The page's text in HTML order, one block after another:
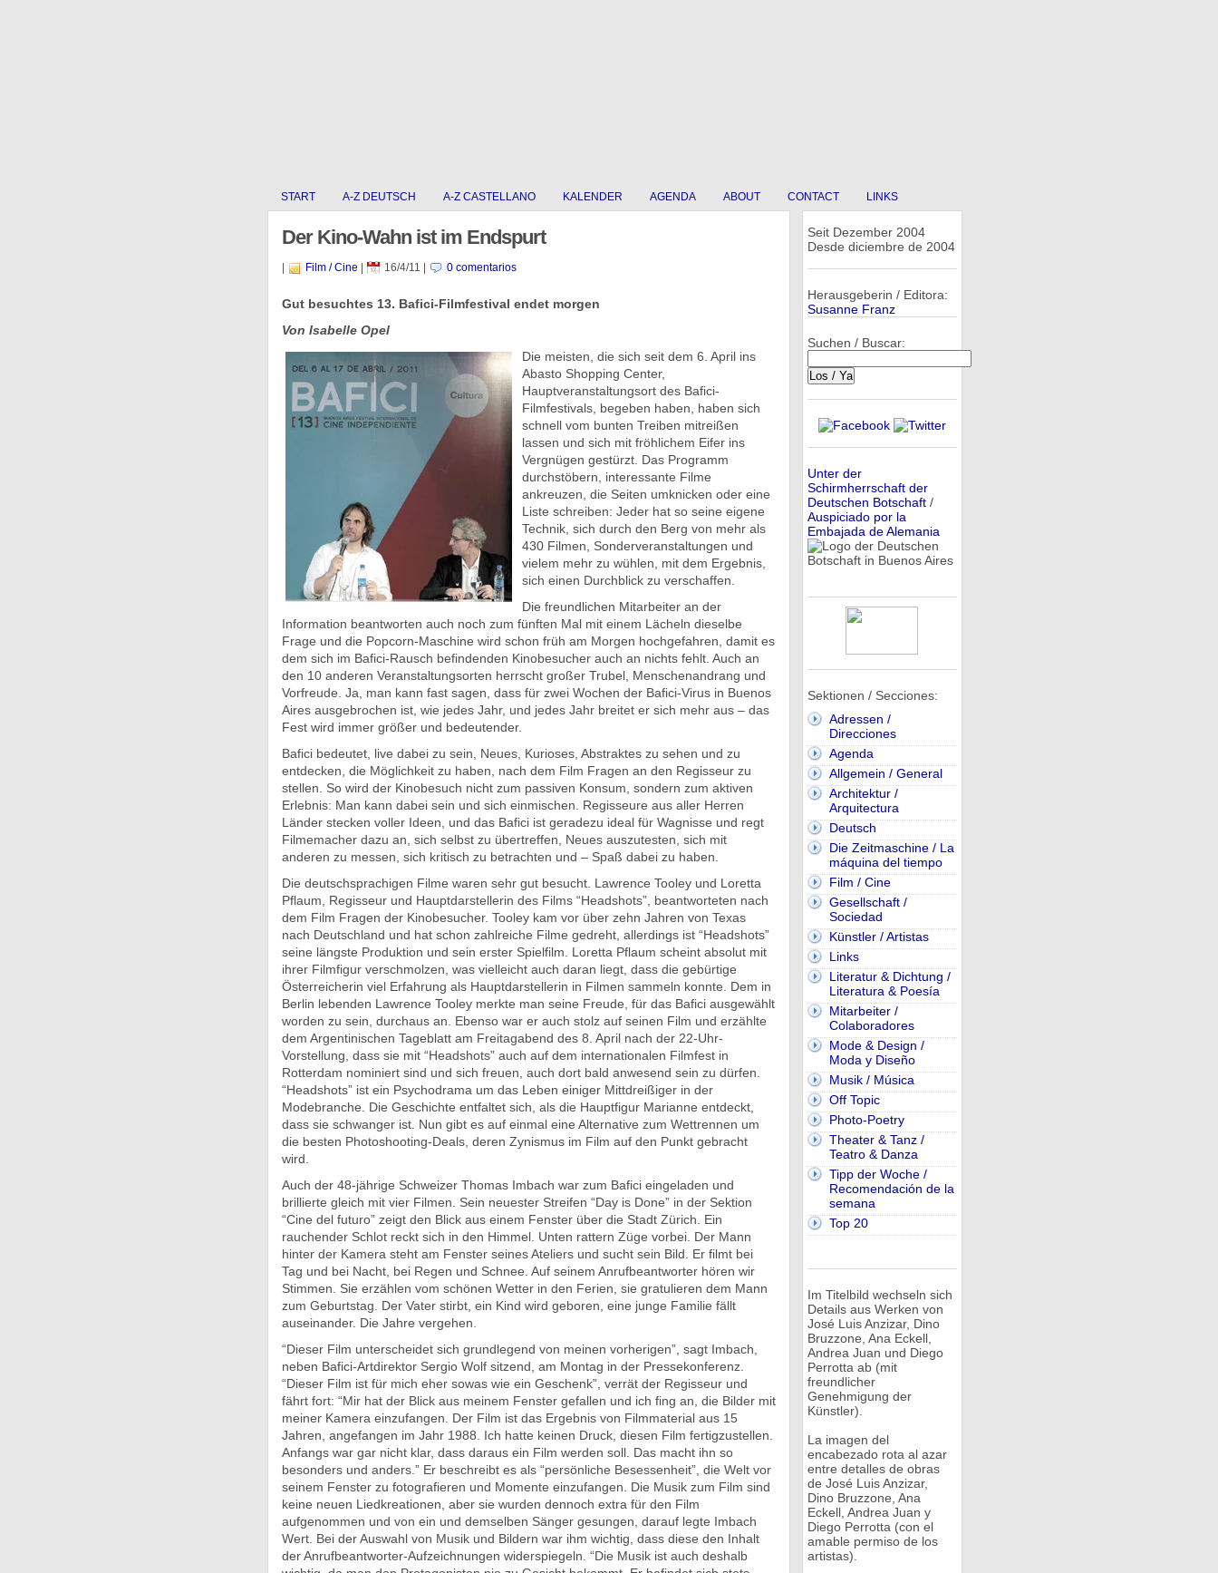
START A-Z DEUTSCH A-Z CASTELLANO KALENDER AGENDA ABOUT CONTACT LINKS
Der Kino-Wahn ist im Endspurt
Film / Cine 16/4/11 0 comentarios
Gut besuchtes 13. Bafici-Filmfestival endet morgen
Von Isabelle Opel
Die meisten, die sich seit dem 6. April ins
Abasto Shopping Center,
Hauptveranstaltungsort des Bafici-
Filmfestivals, begeben haben, haben sich
schnell vom bunten Treiben mitreißen
lassen und sich mit fröhlichem Eifer ins
Vergnügen gestürzt. Das Programm
durchstöbern, interessante Filme
ankreuzen, die Seiten umknicken oder eine
Liste schreiben: Jeder hat so seine eigene
Technik, sich durch den Berg von mehr als
430 Filmen, Sonderveranstaltungen und
vielem mehr zu wühlen, mit dem Ergebnis,
sich einen Durchblick zu verschaffen.
Die freundlichen Mitarbeiter an der
Information beantworten auch noch zum fünften Mal mit einem Lächeln dieselbe
Frage und die Popcorn-Maschine wird schon früh am Morgen hochgefahren, damit es
dem sich im Bafici-Rausch befindenden Kinobesucher auch an nichts fehlt. Auch an
den 10 anderen Veranstaltungsorten herrscht großer Trubel, Menschenandrang und
Vorfreude. Ja, man kann fast sagen, dass für zwei Wochen der Bafici-Virus in Buenos
Aires ausgebrochen ist, wie jedes Jahr, und jedes Jahr breitet er sich mehr aus – das
Fest wird immer größer und bedeutender.
Bafici bedeutet, live dabei zu sein, Neues, Kurioses, Abstraktes zu sehen und zu
entdecken, die Möglichkeit zu haben, nach dem Film Fragen an den Regisseur zu
stellen. So wird der Kinobesuch nicht zum passiven Konsum, sondern zum aktiven
Erlebnis: Man kann dabei sein und sich einmischen. Regisseure aus aller Herren
Länder stecken voller Ideen, und das Bafici ist geradezu ideal für Wagnisse und regt
Filmemacher dazu an, sich selbst zu übertreffen, Neues auszutesten, sich mit
anderen zu messen, sich kritisch zu betrachten und – Spaß dabei zu haben.
Die deutschsprachigen Filme waren sehr gut besucht. Lawrence Tooley und Loretta
Pflaum, Regisseur und Hauptdarstellerin des Films “Headshots”, beantworteten nach
dem Film Fragen der Kinobesucher. Tooley kam vor über zehn Jahren von Texas
nach Deutschland und hat schon zahlreiche Filme gedreht, allerdings ist “Headshots”
seine längste Produktion und sein erster Spielfilm. Loretta Pflaum scheint absolut mit
ihrer Filmfigur verschmolzen, was vielleicht auch daran liegt, dass die gebürtige
Österreicherin viel Erfahrung als Hauptdarstellerin in Filmen sammeln konnte. Dem in
Berlin lebenden Lawrence Tooley merkte man seine Freude, für das Bafici ausgewählt
worden zu sein, durchaus an. Ebenso war er auch stolz auf seinen Film und erzählte
dem Argentinischen Tageblatt am Freitagabend des 8. April nach der 22-Uhr-
Vorstellung, dass sie mit “Headshots” auch auf dem internationalen Filmfest in
Rotterdam nominiert sind und sich freuen, auch dort bald anwesend sein zu dürfen.
“Headshots” ist ein Psychodrama um das Leben einiger Mittdreißiger in der
Modebranche. Die Geschichte entfaltet sich, als die Hauptfigur Marianne entdeckt,
dass sie schwanger ist. Nun gibt es auf einmal eine Alternative zum Wettrennen um
die besten Photoshooting-Deals, deren Zynismus im Film auf den Punkt gebracht
wird.
Auch der 48-jährige Schweizer Thomas Imbach war zum Bafici eingeladen und
brillierte gleich mit vier Filmen. Sein neuester Streifen “Day is Done” in der Sektion
“Cine del futuro” zeigt den Blick aus einem Fenster über die Stadt Zürich. Ein
rauchender Schlot reckt sich in den Himmel. Unten rattern Züge vorbei. Der Mann
hinter der Kamera steht am Fenster seines Ateliers und sucht sein Bild. Er filmt bei
Tag und bei Nacht, bei Regen und Schnee. Auf seinem Anrufbeantworter hören wir
Stimmen. Sie erzählen vom schönen Wetter in den Ferien, sie gratulieren dem Mann
zum Geburtstag. Der Vater stirbt, ein Kind wird geboren, eine junge Familie fällt
auseinander. Die Jahre vergehen.
“Dieser Film unterscheidet sich grundlegend von meinen vorherigen”, sagt Imbach,
neben Bafici-Artdirektor Sergio Wolf sitzend, am Montag in der Pressekonferenz.
“Dieser Film ist für mich eher sowas wie ein Geschenk”, verrät der Regisseur und
fährt fort: “Mir hat der Blick aus meinem Fenster gefallen und ich fing an, die Bilder mit
meiner Kamera einzufangen. Der Film ist das Ergebnis von Filmmaterial aus 15
Jahren, angefangen im Jahr 1988. Ich hatte keinen Druck, diesen Film fertigzustellen.
Anfangs war gar nicht klar, dass daraus ein Film werden soll. Das macht ihn so
besonders und anders.” Er beschreibt es als “persönliche Besessenheit”, die Welt vor
seinem Fenster zu fotografieren und Momente einzufangen. Die Musik zum Film sind
keine neuen Liedkreationen, aber sie wurden dennoch extra für den Film
aufgenommen und von ein und demselben Sänger gesungen, darauf legte Imbach
Wert. Bei der Auswahl von Musik und Bildern war ihm wichtig, dass diese den Inhalt
der Anrufbeantworter-Aufzeichnungen widerspiegeln. “Die Musik ist auch deshalb
Seit Dezember 2004
Desde diciembre de 2004
Herausgeberin / Editora:
Susanne Franz
Suchen / Buscar:
Unter der
Schirmherrschaft der
Deutschen Botschaft/
Auspiciado por la
Embajada de Alemania
Sektionen / Secciones:
Adressen /
Direcciones
Agenda
Allgemein / General
Architektur /
Arquitectura
Deutsch
Die Zeitmaschine / La
máquina del tiempo
Film / Cine
Gesellschaft /
Sociedad
Künstler / Artistas
Links
Literatur & Dichtung /
Literatura & Poesía
Mitarbeiter /
Colaboradores
Mode & Design /
Moda y Diseño
Musik / Música
Off Topic
Photo-Poetry
Theater & Tanz /
Teatro & Danza
Tipp der Woche /
Recomendación de la
semana
Top 20
Im Titelbild wechseln sich
Details aus Werken von
José Luis Anzizar, Dino
Bruzzone, Ana Eckell,
Andrea Juan und Diego
Perrotta ab (mit
freundlicher
Genehmigung der
Künstler).
La imagen del
encabezado rota al azar
entre detalles de obras
de José Luis Anzizar,
Dino Bruzzone, Ana
Eckell, Andrea Juan y
Diego Perrotta (con el
amable permiso de los
artistas).